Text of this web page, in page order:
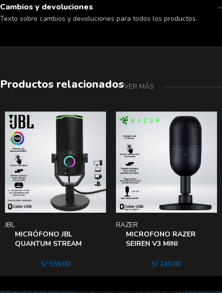
Cambios y devoluciones
Texto sobre cambios y devoluciones para todos los productos.
Productos relacionadosVER MÁS
MICRÓFONO JBL
QUANTUM STREAM
JBL
S/559.00
MICROFONO RAZER
SEIREN V3 MINI
SENSOR MUTE
RAZER
S/240.00